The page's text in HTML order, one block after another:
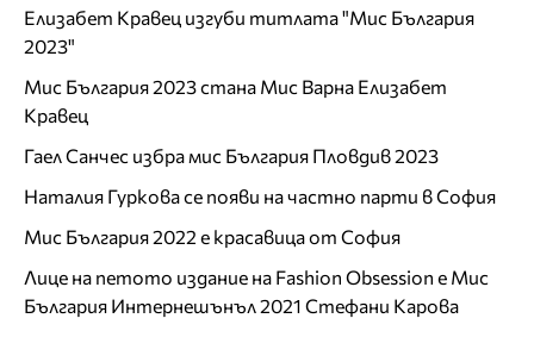
Елизабет Кравец изгуби титлата "Мис България
2023"
Мис България 2023 стана Мис Варна Елизабет
Кравец
Гаел Санчес избра мис България Пловдив 2023
Наталия Гуркова се появи на частно парти в София
Мис България 2022 е красавица от София
Лице на петото издание на Fashion Obsession е Мис
България Интернешънъл 2021 Стефани Карова